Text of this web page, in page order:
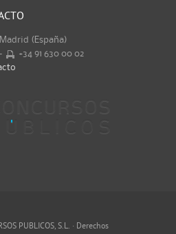
Madrid (España)
-
+34 91 630 00 02
PUBLICOS, S.L. · Derechos